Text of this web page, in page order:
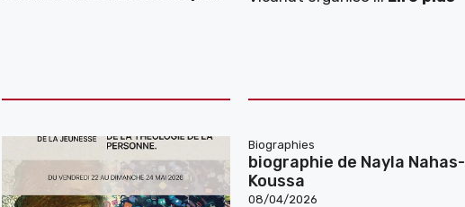
Biographies
biographie de Nayla Nahas-
Koussa
08/04/2026